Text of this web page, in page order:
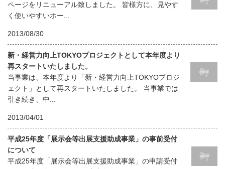
ページをリニューアル致しました。 皆様方に、見やす
く使いやすいホー...
2013/08/30
新・経営力向上TOKYOプロジェクトとして本年度より
再スタートいたしました。
当事業は、本年度より「新・経営力向上TOKYOプロジ
ェクト」として再スタートいたしました。 当事業では
引き続き、中...
2013/04/01
平成25年度「展示会等出展支援助成事業」の事前受付
について
平成25年度「展示会等出展支援助成事業」の申請受付